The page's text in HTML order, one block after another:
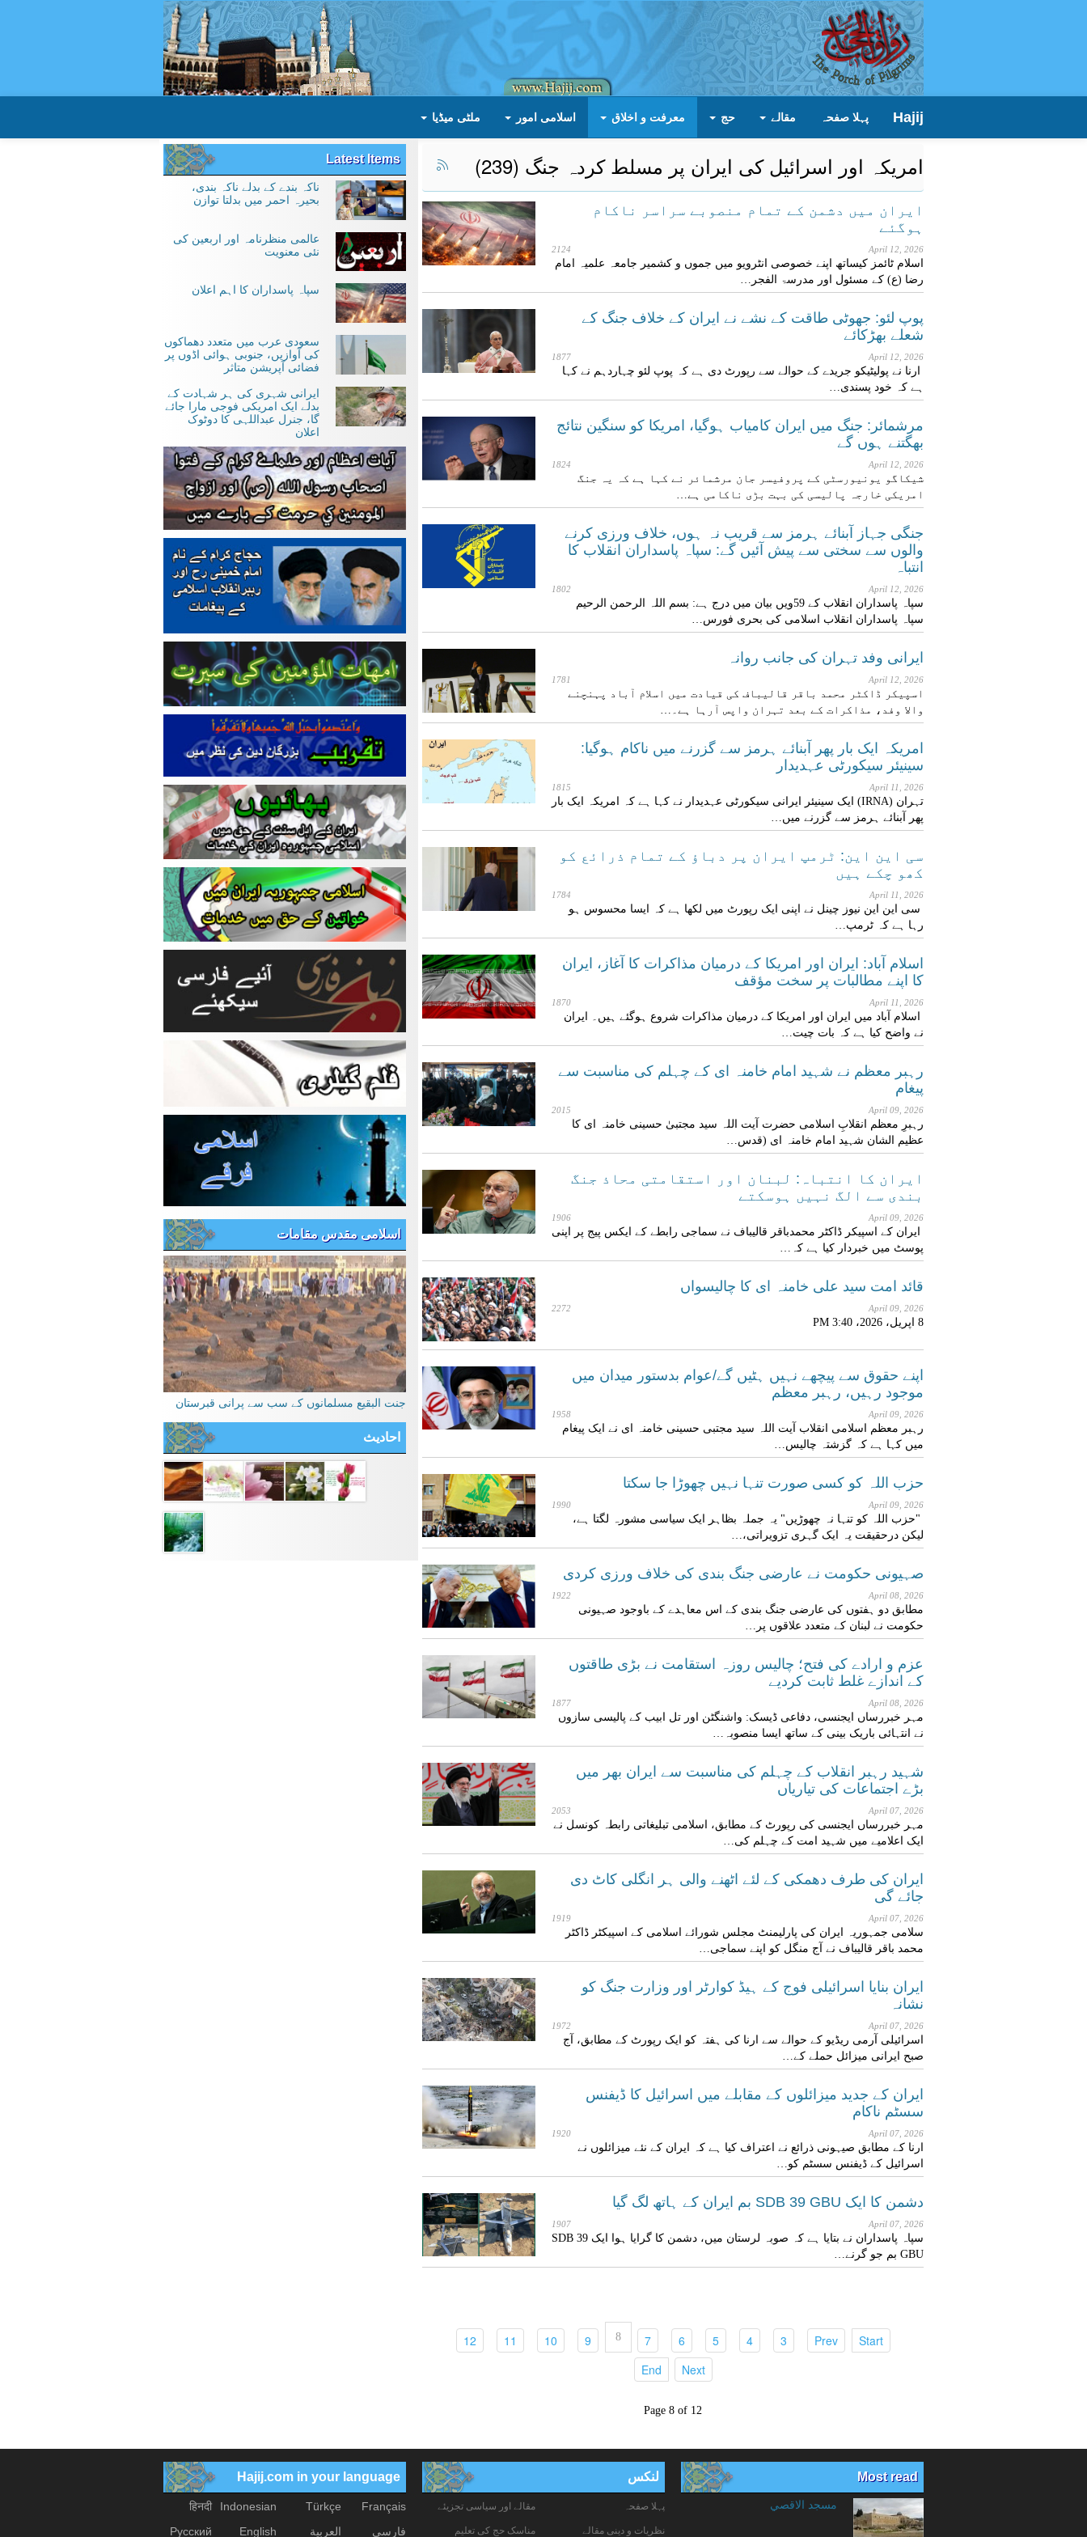
Hajij پہلا صفحہ مقالے حج معرفت و اخلاق اسلامی امور ملٹی میڈیا
امریکہ اور اسرائیل کی ایران پر مسلط کردہ جنگ (239)
ایران میں دشمن کے تمام منصوبے سراسر ناکام
ہوگئے
April 12, 2026
2124
اسلام ٹائمز کیساتھ اپنے خصوصی انٹرویو میں جموں و کشمیر جامعہ علمیہ امام
رضا (ع) کے مسئول اور مدرسۃ الفجر…
پوپ لئو: جھوٹی طاقت کے نشے نے ایران کے خلاف جنگ کے
شعلے بھڑکائے
April 12, 2026
1877
ارنا نے پولیٹیکو جریدے کے حوالے سے رپورٹ دی ہے کہ پوپ لئو چہاردہم نے کہا
ہے کہ خود پسندی…
مرشمائر: جنگ میں ایران کامیاب ہوگیا، امریکا کو سنگین نتائج
بھگتنے ہوں گے
April 12, 2026
1824
شیکاگو یونیورسٹی کے پروفیسر جان مرشمائر نے کہا ہے کہ یہ جنگ
امریکی خارجہ پالیسی کی بہت بڑی ناکامی ہے…
جنگی جہاز آبنائے ہرمز سے قریب نہ ہوں، خلاف ورزی کرنے
والوں سے سختی سے پیش آئیں گے: سپاہ پاسداران انقلاب کا
انتباہ
April 12, 2026
1802
سپاہ پاسداران انقلاب کے 59ویں بیان میں درج ہے: بسم اللہ الرحمن الرحیم
سپاہ پاسداران انقلاب اسلامی کی بحری فورس…
ایرانی وفد تہران کی جانب روانہ
April 12, 2026
1781
اسپیکر ڈاکٹر محمد باقر قالیباف کی قیادت میں اسلام آباد پہنچنے
والا وفد، مذاکرات کے بعد تہران واپس آرہا ہے۔…
امریکہ ایک بار پھر آبنائے ہرمز سے گزرنے میں ناکام ہوگيا:
سینیئر سیکورٹی عہدیدار
April 11, 2026
1815
تہران (IRNA) ایک سینیئر ایرانی سیکورٹی عہدیدار نے کہا ہے کہ امریکہ ایک بار
پھر آبنائے ہرمز سے گزرنے میں…
سی این این: ٹرمپ ایران پر دباؤ کے تمام ذرائع کو
کھو چکے ہیں
April 11, 2026
1784
سی این این نیوز چینل نے اپنی ایک رپورٹ میں لکھا ہے کہ ایسا محسوس ہو
رہا ہے کہ ٹرمپ…
اسلام آباد: ایران اور امریکا کے درمیان مذاکرات کا آغاز، ایران
کا اپنے مطالبات پر سخت مؤقف
April 11, 2026
1870
اسلام آباد میں ایران اور امریکا کے درمیان مذاکرات شروع ہوگئے ہیں۔ ایران
نے واضح کیا ہے کہ بات چیت…
رہبر معظم نے شہید امام خامنہ ای کے چہلم کی مناسبت سے
پیغام
April 09, 2026
2015
رہبرِ معظم انقلابِ اسلامی حضرت آیت اللہ سید مجتبیٰ حسینی خامنہ ای کا
عظیم الشان شہید امام خامنہ ای (قدس…
ایران کا انتباہ: لبنان اور استقامتی محاذ جنگ
بندی سے الگ نہیں ہوسکتے
April 09, 2026
1906
ایران کے اسپیکر ڈاکٹر محمدباقر قالیباف نے سماجی رابطے کے ایکس پیج پر اپنی
پوسٹ میں خبردار کیا ہے کہ…
قائد امت سید علی خامنہ ای کا چالیسواں
April 09, 2026
2272
8 اپریل، 2026، 3:40 PM
اپنے حقوق سے پیچھے نہیں ہٹیں گے/عوام بدستور میدان میں
موجود رہیں، رہبر معظم
April 09, 2026
1958
رہبر معظم اسلامی انقلاب آیت اللہ سید مجتبی حسینی خامنہ ای نے ایک پیغام
میں کہا ہے کہ گزشتہ چالیس…
حزب اللہ کو کسی صورت تنہا نہیں چھوڑا جا سکتا
April 09, 2026
1990
"حزب اللہ کو تنہا نہ چھوڑیں" یہ جملہ بظاہر ایک سیاسی مشورہ لگتا ہے،
لیکن درحقیقت یہ ایک گہری تزویراتی،…
صہیونی حکومت نے عارضی جنگ بندی کی خلاف ورزی کردی
April 08, 2026
1922
مطابق دو ہفتوں کی عارضی جنگ بندی کے اس معاہدے کے باوجود صہیونی
حکومت نے لبنان کے متعدد علاقوں پر…
عزم و ارادے کی فتح؛ چالیس روزہ استقامت نے بڑی طاقتوں
کے اندازے غلط ثابت کردیے
April 08, 2026
1877
مہر خبررساں ایجنسی، دفاعی ڈیسک: واشنگٹن اور تل ابیب کے پالیسی سازوں
نے انتہائی باریک بینی کے ساتھ ایسا منصوبہ…
شہید رہبر انقلاب کے چہلم کی مناسبت سے ایران بھر میں
بڑے اجتماعات کی تیاریاں
April 07, 2026
2053
مہر خبررساں ایجنسی کی رپورٹ کے مطابق، اسلامی تبلیغاتی رابطہ کونسل نے
ایک اعلامیے میں شہید امت کے چہلم کی…
ایران کی طرف دھمکی کے لئے اٹھنے والی ہر انگلی کاٹ دی
جائے گی
April 07, 2026
1919
سلامی جمہوریہ ایران کی پارلیمنٹ مجلس شورائے اسلامی کے اسپیکٹر ڈاکٹر
محمد باقر قالیباف نے آج منگل کو اپنے سماجی…
ایران بنایا اسرائیلی فوج کے ہیڈ کوارٹر اور وزارت جنگ کو
نشانہ
April 07, 2026
1972
اسرائیلی آرمی ریڈیو کے حوالے سے ارنا کی ہفتہ کو ایک رپورٹ کے مطابق، آج
صبح ایرانی میزائل حملے کے…
ایران کے جدید میزائلوں کے مقابلے میں اسرائیل کا ڈیفنس
سسٹم ناکام
April 07, 2026
1920
ارنا کے مطابق صیہونی ذرائع نے اعتراف کیا ہے کہ ایران کے نئے میزائلوں نے
اسرائيل کے ڈیفنس سسٹم کو…
دشمن کا ایک SDB 39 GBU بم ایران کے ہاتھ لگ گیا
April 07, 2026
1907
سپاہ پاسداران نے بتایا ہے کہ صوبہ لرستان میں، دشمن کا گرایا ہوا ایک SDB 39
GBU بم جو گرنے…
Start
(current)
Prev
3
(current)
4
(current)
5
(current)
6
(current)
7
(current)
8
9
(current)
10
11
12
Next
End
Page 8 of 12
Latest Items
ناکہ بندے کے بدلے ناکہ بندی،
بحیرہ احمر میں بدلتا توازن
عالمی منظرنامہ اور اربعین کی
نئی معنویت
سپاہ پاسداران کا اہم اعلان
سعودی عرب میں متعدد دھماکوں
کی آوازیں، جنوبی ہوائی اڈوں پر
فضائی آپریشن متاثر
ایرانی شہری کی ہر شہادت کے
بدلے ایک امریکی فوجی مارا جائے
گا، جنرل عبداللہی کا دوٹوک
اعلان
اسلامی مقدس مقامات
جنت البقیع مسلمانوں کے سب سے پرانی قبرستان
احادیث
Most read
مسجد الاقصي
لنکس
پہلا صفحہ مقالے اور سیاسی تجزیئے
نظریات و دینی مقالے مناسک حج کی تعلیم
Hajij.com in your language
Français
Türkçe
Indonesian
हिनदी
فارسی
العربیة English
Русский